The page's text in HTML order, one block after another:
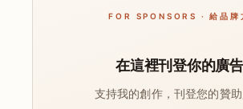
FOR SPONSORS · 給品牌
在這裡刊登你的廣告
支持我的創作，刊登您的贊